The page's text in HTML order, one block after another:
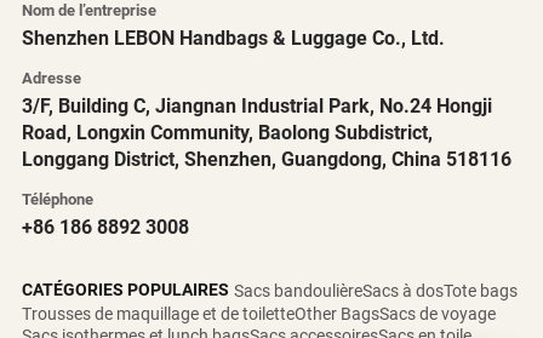
Nom de l’entreprise
Shenzhen LEBON Handbags & Luggage Co., Ltd.
Adresse
3/F, Building C, Jiangnan Industrial Park, No.24 Hongji
Road, Longxin Community, Baolong Subdistrict,
Longgang District, Shenzhen, Guangdong, China 518116
Téléphone
+86 186 8892 3008
CATÉGORIES POPULAIRES Sacs bandoulièreSacs à dosTote bags
Trousses de maquillage et de toiletteOther BagsSacs de voyage